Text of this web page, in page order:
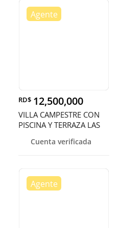
RD$ 12,500,000
VILLA CAMPESTRE CON
PISCINA Y TERRAZA LAS
Cuenta verificada